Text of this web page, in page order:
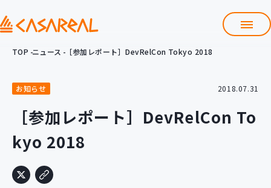
会社情報
サービス
クラウド導入支援
システム構築支援
TOP ニュース ［参加レポート］DevRelCon Tokyo 2018
お知らせ 2018.07.31
［参加レポート］DevRelCon To
kyo 2018